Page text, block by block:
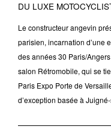
DU LUXE
Le constructeur angevin
parisien, incarnation d’une
des années 30 Paris/
salon Rétromobile, qui se
Paris Expo Porte de
d’exception basée à